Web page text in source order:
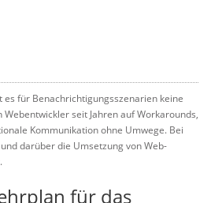
für Benachrichtigungsszenarien keine
seit Jahren auf Workarounds,
Kommunikation ohne Umwege. Bei
darüber die Umsetzung von Web-
für das